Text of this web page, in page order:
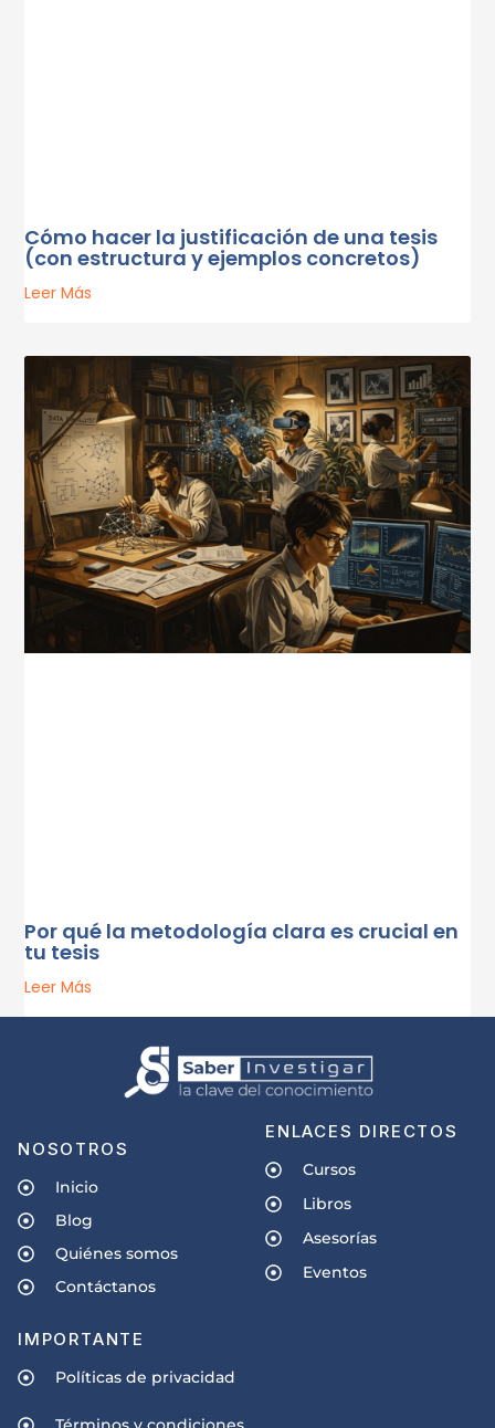
Cómo hacer la justificación de una tesis
(con estructura y ejemplos concretos)
Leer Más
Por qué la metodología clara es crucial en
tu tesis
Leer Más
NOSOTROS
Inicio
Blog
Quiénes somos
Contáctanos
ENLACES DIRECTOS
Cursos
Libros
Asesorías
Eventos
IMPORTANTE
Políticas de privacidad